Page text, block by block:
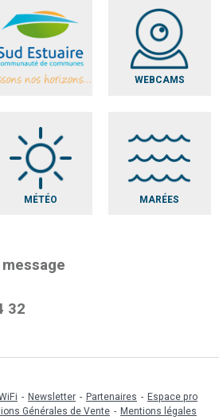
WEBCAMS
MÉTÉO MARÉES
32
Newsletter Partenaires
Espace pro
Générales de Vente
Mentions légales